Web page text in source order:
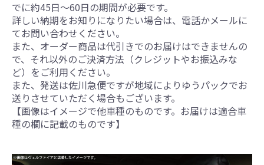
でに約45日～60日の期間が必要です。
詳しい納期をお知りになりたい場合は、電話かメールに
てお問い合わせください。
また、オーダー商品は代引きでのお届けはできませんの
で、それ以外のご決済方法（クレジットやお振込みな
ど）をご利用ください。
また、発送は佐川急便ですが地域によりゆうパックでお
送りさせていただく場合もございます。
【画像はイメージで他車種のものです。お届けは適合車
種の欄に記載のものです】